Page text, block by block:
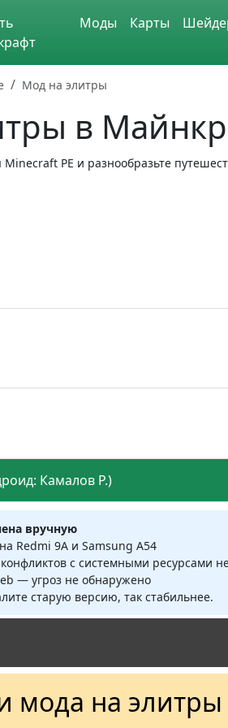
Моды Карты
Мод на элитры
в
Minecraft PE и разнообразьте
Камалов Р.)
вручную
Redmi 9A и Samsung A54
с системными ресурсами
— угроз не обнаружено
старую версию, так стабильнее.
мода на элитры